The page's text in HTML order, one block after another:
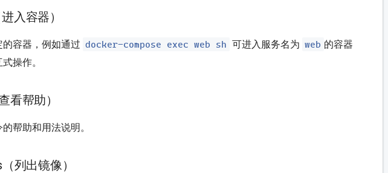
入容器）
的容器，例如通过 docker-compose exec web sh 可进入服务名为 web 的容器
操作。
看帮助）
帮助和用法说明。
列出镜像）